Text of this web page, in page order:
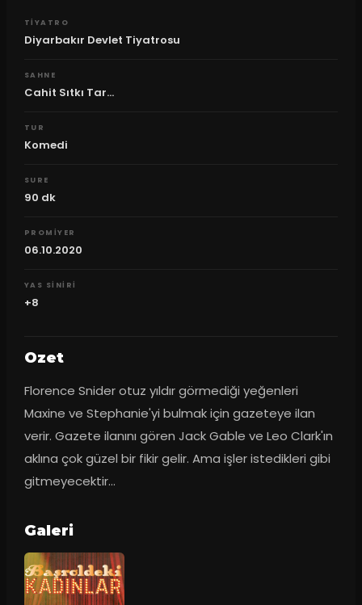
TIYATRO
Diyarbakır Devlet Tiyatrosu
SAHNE
Cahit Sıtkı Tar...
TUR
Komedi
SURE
90 dk
PROMIYER
06.10.2020
YAS SINIRI
+8
Ozet
Florence Snider otuz yıldır görmediği yeğenleri
Maxine ve Stephanie'yi bulmak için gazeteye ilan
verir. Gazete ilanını gören Jack Gable ve Leo Clark'ın
aklına çok güzel bir fikir gelir. Ama işler istedikleri gibi
gitmeyecektir...
Galeri